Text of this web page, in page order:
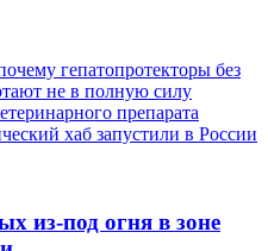
гепатопротекторы без
не в полную силу
препарата
хаб запустили в России
из-под огня в зоне